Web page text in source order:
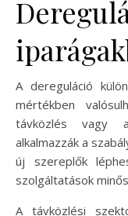
A dereguláció
mértékben
távközlés vagy
alkalmazzák a
új szereplők
szolgáltatások
A távközlési